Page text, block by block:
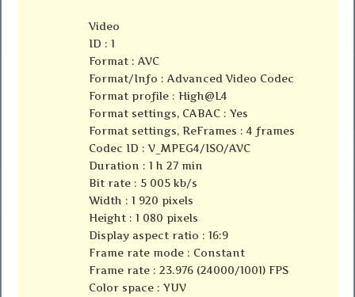
Video
ID : 1
Format : AVC
Format/Info : Advanced Video Codec
Format profile : High@L4
Format settings, CABAC : Yes
Format settings, ReFrames : 4 frames
Codec ID : V_MPEG4/ISO/AVC
Duration : 1 h 27 min
Bit rate : 5 005 kb/s
Width : 1 920 pixels
Height : 1 080 pixels
Display aspect ratio : 16:9
Frame rate mode : Constant
Frame rate : 23.976 (24000/1001) FPS
Color space : YUV